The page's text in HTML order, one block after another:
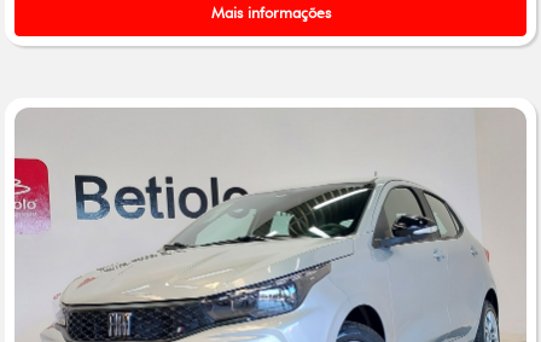
Mais informações